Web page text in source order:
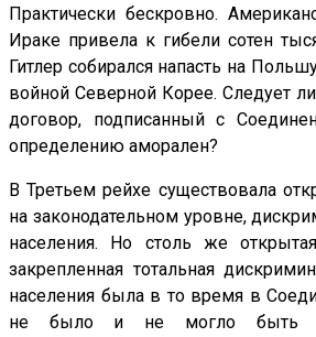
Практически бескровно.
Ираке привела к гибели сотен
Гитлер собирался напасть на
войной Северной Корее. Следует
договор, подписанный с
определению аморален?
В Третьем рейхе существовала
на законодательном уровне,
населения. Но столь же
закрепленная тотальная
населения была в то время в
не было и не могло быть